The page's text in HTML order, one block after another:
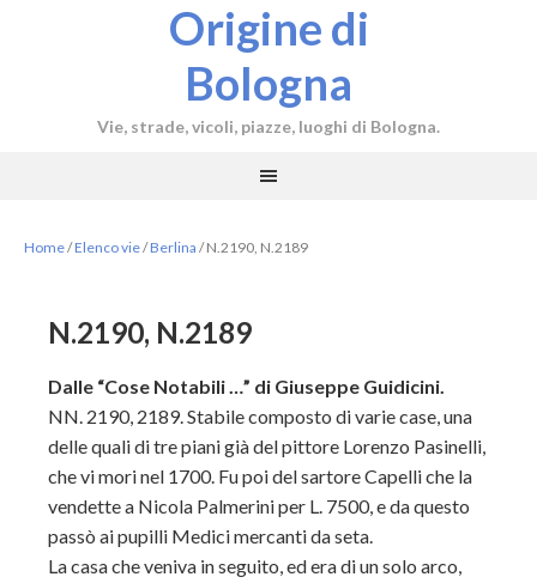
Origine di
Bologna
Vie, strade, vicoli, piazze, luoghi di Bologna.
Home/Elenco vie/Berlina /N.2190, N.2189
N.2190, N.2189
Dalle “Cose Notabili …” di Giuseppe Guidicini.
NN. 2190, 2189. Stabile composto di varie case, una
delle quali di tre piani già del pittore Lorenzo Pasinelli,
che vi mori nel 1700. Fu poi del sartore Capelli che la
vendette a Nicola Palmerini per L. 7500, e da questo
passò ai pupilli Medici mercanti da seta.
La casa che veniva in seguito, ed era di un solo arco,